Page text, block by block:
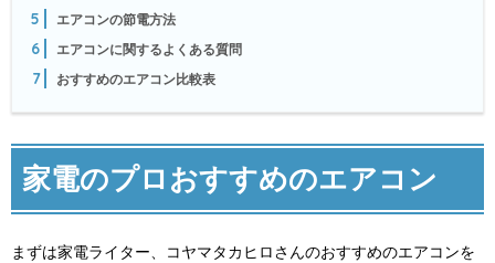
5 エアコンの節電方法
6 エアコンに関するよくある質問
7 おすすめのエアコン比較表
家電のプロおすすめのエアコン
まずは家電ライター、コヤマタカヒロさんのおすすめのエアコンを